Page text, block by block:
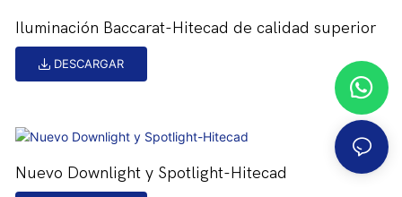
Iluminación Baccarat-Hitecad de calidad superior
DESCARGAR
Nuevo Downlight y Spotlight-Hitecad